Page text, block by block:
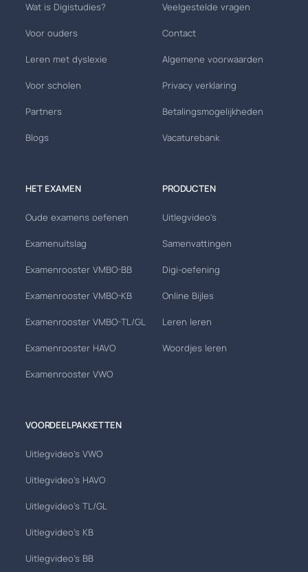
Wat is Digistudies?
Voor ouders
Leren met dyslexie
Voor scholen
Partners
Blogs
Veelgestelde vragen
Contact
Algemene voorwaarden
Privacy verklaring
Betalingsmogelijkheden
Vacaturebank
HET EXAMEN
Oude examens oefenen
Examenuitslag
Examenrooster VMBO-BB
Examenrooster VMBO-KB
Examenrooster VMBO-TL/GL
Examenrooster HAVO
Examenrooster VWO
PRODUCTEN
Uitlegvideo's
Samenvattingen
Digi-oefening
Online Bijles
Leren leren
Woordjes leren
VOORDEELPAKKETTEN
Uitlegvideo's VWO
Uitlegvideo's HAVO
Uitlegvideo's TL/GL
Uitlegvideo's KB
Uitlegvideo's BB